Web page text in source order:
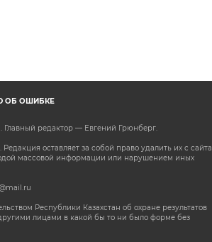
ОБ ОШИБКЕ
Главный редактор — Евгений Грюнберг.
оставляет за собой право удалить их с сайта
массовой информации или нарушением иных
Республики Казахстан об охране результатов
лицами в какой бы то ни было форме без